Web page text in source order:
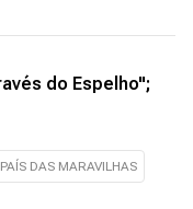
do Espelho";
DAS MARAVILHAS